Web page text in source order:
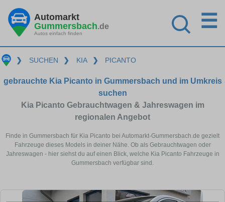
Automarkt
Gummersbach.de
Autos einfach finden
☰
❯ SUCHEN ❯ KIA ❯ PICANTO
gebrauchte Kia Picanto in Gummersbach und im Umkreis
suchen
Kia Picanto Gebrauchtwagen & Jahreswagen im
regionalen Angebot
Finde in Gummersbach für Kia Picanto bei Automarkt-Gummersbach.de gezielt
Fahrzeuge dieses Models in deiner Nähe. Ob als Gebrauchtwagen oder
Jahreswagen - hier siehst du auf einen Blick, welche Kia Picanto Fahrzeuge in
Gummersbach verfügbar sind.